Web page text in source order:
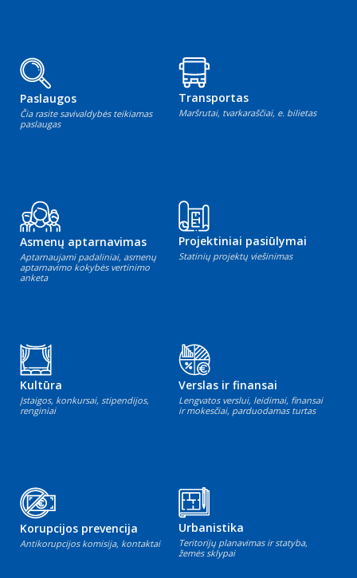
Paslaugos
Čia rasite savivaldybės teikiamas
paslaugas
Transportas
Maršrutai, tvarkaraščiai, e. bilietas
Asmenų aptarnavimas
Aptarnaujami padaliniai, asmenų
aptarnavimo kokybės vertinimo
anketa
Projektiniai pasiūlymai
Statinių projektų viešinimas
Kultūra
Įstaigos, konkursai, stipendijos,
renginiai
Verslas ir finansai
Lengvatos verslui, leidimai, finansai
ir mokesčiai, parduodamas turtas
Korupcijos prevencija
Antikorupcijos komisija, kontaktai
Urbanistika
Teritorijų planavimas ir statyba,
žemės sklypai